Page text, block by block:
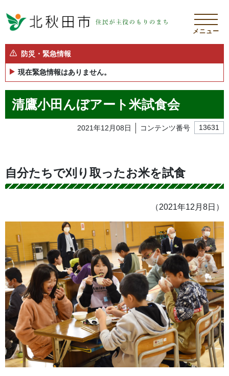
メニュー
防災・緊急情報
現在緊急情報はありません。
清鷹小田んぼアート米試食会
2021年12月08日 コンテンツ番号 13631
自分たちで刈り取ったお米を試食
（2021年12月8日）